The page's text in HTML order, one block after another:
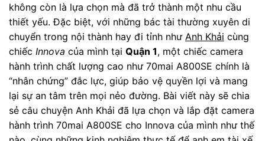
không còn là lựa chọn mà đã trở thành một nhu cầu
thiết yếu. Đặc biệt, với những bác tài thường xuyên di
chuyển trong nội thành hay đi tỉnh như Anh Khải cùng
chiếc Innova của mình tại Quận 1, một chiếc camera
hành trình chất lượng cao như 70mai A800SE chính là
“nhân chứng” đắc lực, giúp bảo vệ quyền lợi và mang
lại sự an tâm trên mọi nẻo đường. Bài viết này sẽ chia
sẻ câu chuyện Anh Khải đã lựa chọn và lắp đặt camera
hành trình 70mai A800SE cho Innova của mình như thế